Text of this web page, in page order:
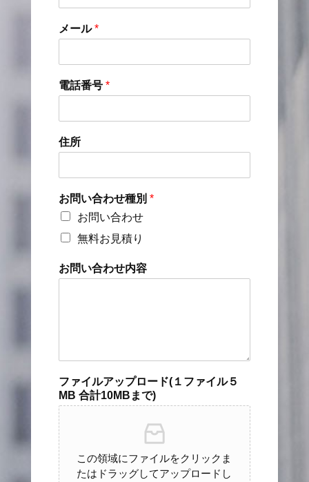
メール*
電話番号 *
住所
お問い合わせ種別 *
お問い合わせ
無料お見積り
お問い合わせ内容
ファイルアップロード(１ファイル５
MB 合計10MBまで)
この領域にファイルをクリックま
たはドラッグしてアップロードし